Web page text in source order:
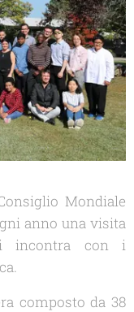
Mondiale
anno una visita
incontra con i
composto da 38